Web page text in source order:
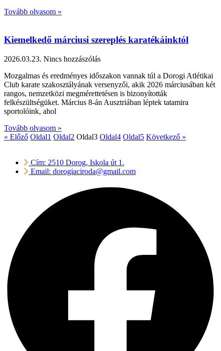
Tovább olvasom »
Kiemelkedő márciusi szereplés karatékáinktól
2026.03.23. Nincs hozzászólás
Mozgalmas és eredményes időszakon vannak túl a Dorogi Atlétikai
Club karate szakosztályának versenyzői, akik 2026 márciusában két
rangos, nemzetközi megmérettetésen is bizonyították
felkészültségüket. Március 8-án Ausztriában léptek tatamira
sportolóink, ahol
Tovább olvasom »
« Előző Oldal1 Oldal2 Oldal3 Oldal4 Oldal5 Következő »
Cím: 2510 Dorog, Iskola út 1.
Email: dorogiaciroda@gmail.com